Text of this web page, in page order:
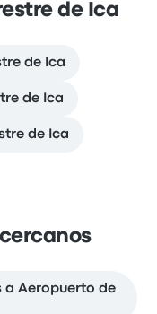
de Ica
de Ica
de Ica
de Ica
a Aeropuerto de